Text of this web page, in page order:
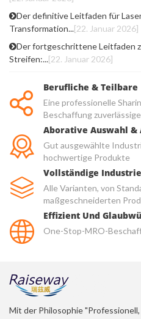
Der definitive Leitfaden für
Transformation...[22. Januar 2026]
Der fortgeschrittene Leitfaden
Streifen:...[22. Januar 2026]
Berufliche & Teilbare
Eine professionelle
Beschaffung
Aborative Auswahl &
Gut ausgewählte
hochwertige Produkte
Vollständige
Alle Varianten, von
maßgeschneiderten
Effizient Und
One-Stop-MRO-
Mit der Philosophie